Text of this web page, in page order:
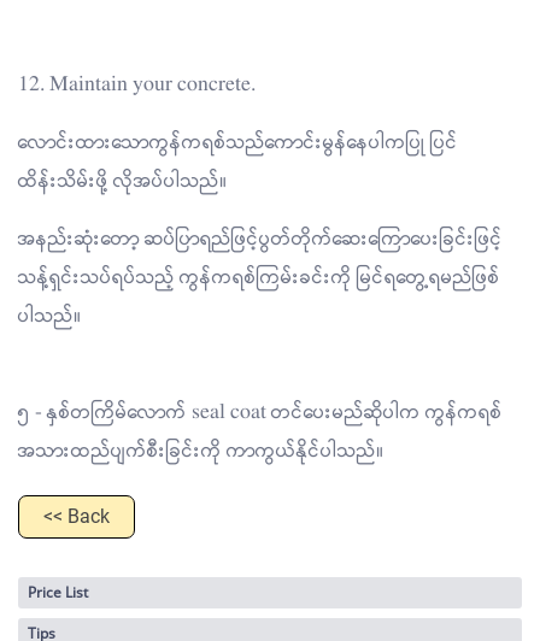
12. Maintain your concrete.
လောင်းထားသောကွန်ကရစ်သည်ကောင်းမွန်နေပါကပြု ပြင်
ထိန်းသိမ်းဖို့ လိုအပ်ပါသည်။
အနည်းဆုံးတော့ ဆပ်ပြာရည်ဖြင့်ပွတ်တိုက်ဆေးကြောပေးခြင်းဖြင့်
သန့်ရှင်းသပ်ရပ်သည့် ကွန်ကရစ်ကြမ်းခင်းကို မြင်ရတွေ့ရမည်ဖြစ်
ပါသည်။
၅ - နှစ်တကြိမ်လောက် seal coat တင်ပေးမည်ဆိုပါက ကွန်ကရစ်
အသားထည်ပျက်စီးခြင်းကို ကာကွယ်နိုင်ပါသည်။
<< Back
Price List
Tips